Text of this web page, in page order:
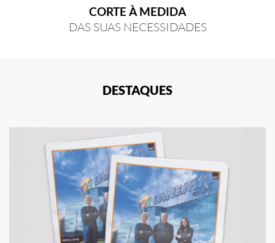
CORTE À MEDIDA
DAS SUAS NECESSIDADES
DESTAQUES